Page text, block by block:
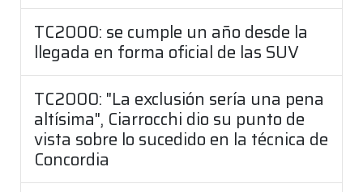
TC2000: se cumple un año desde la
llegada en forma oficial de las SUV
TC2000: "La exclusión sería una pena
altísima", Ciarrocchi dio su punto de
vista sobre lo sucedido en la técnica de
Concordia